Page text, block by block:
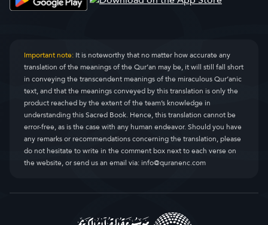
Important note:It is noteworthy that no matter how accurate any
translation of the meanings of the Qur’an may be, it will still fall short
in conveying the transcendent meanings of the miraculous Qur’anic
text, and that the meanings conveyed by this translation is only the
product reached by the extent of the team’s knowledge in
understanding this Sacred Book. Hence, this translation cannot be
error-free, as is the case with any human endeavor. Should you have
any remarks or recommendations concerning the translation, please
do not hesitate to write in the comment box next to each verse on
the website, or send us an email via:info@quranenc.com